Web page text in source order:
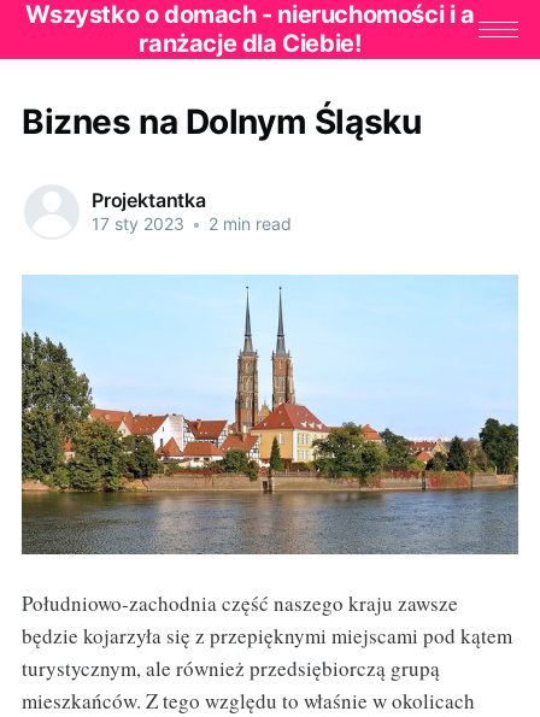
Wszystko o domach - nieruchomości i a
ranżacje dla Ciebie!
Biznes na Dolnym Śląsku
Projektantka
17 sty 2023 • 2 min read
Południowo-zachodnia część naszego kraju zawsze
będzie kojarzyła się z przepięknymi miejscami pod kątem
turystycznym, ale również przedsiębiorczą grupą
mieszkańców. Z tego względu to właśnie w okolicach